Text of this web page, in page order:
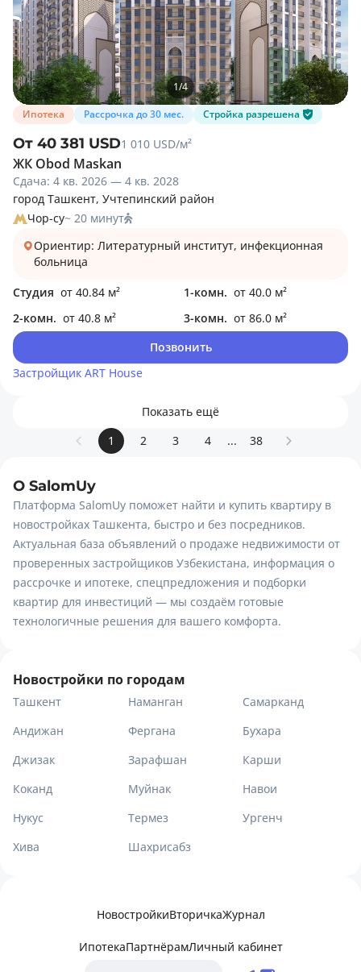
1/4
Ипотека
Рассрочка до 30 мес. Стройка разрешена
От 40 381 USD1 010 USD/м²
ЖК Obod Maskan
Сдача: 4 кв. 2026 — 4 кв. 2028
город Ташкент, Учтепинский район
Чор-су~ 20 минут
Ориентир: Литературный институт, инфекционная
больница
Студия от 40.84 м² 1-комн. от 40.0 м²
2-комн. от 40.8 м² 3-комн. от 86.0 м²
Позвонить
Застройщик ART House
Показать ещё
1
2 3 4 ... 38
O SalomUy
Платформа SalomUy поможет найти и купить квартиру в
новостройках Ташкента, быстро и без посредников.
Актуальная база объявлений о продаже недвижимости от
проверенных застройщиков Узбекистана, информация о
рассрочке и ипотеке, спецпредложения и подборки
квартир для инвестиций — мы создаём готовые
технологичные решения для вашего комфорта.
Новостройки по городам
Ташкент Наманган
Самарканд
Андижан
Фергана
Бухара
Джизак
Зарафшан
Карши
Коканд
Муйнак
Навои
Нукус
Термез
Ургенч
Хива
Шахрисабз
НовостройкиВторичкаЖурнал
ИпотекаПартнёрамЛичный кабинет